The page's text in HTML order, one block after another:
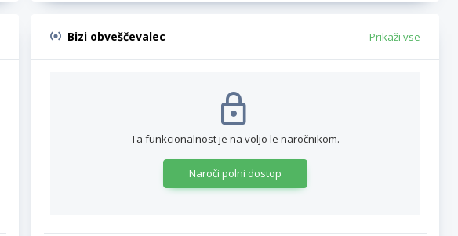
Bizi obveščevalec Prikaži vse
Ta funkcionalnost je na voljo le naročnikom.
Naroči polni dostop